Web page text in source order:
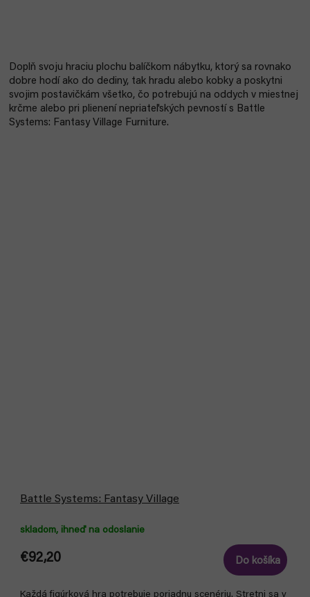
Doplň svoju hraciu plochu balíčkom nábytku, ktorý sa rovnako
dobre hodí ako do dediny, tak hradu alebo kobky a poskytni
svojim postavičkám všetko, čo potrebujú na oddych v miestnej
krčme alebo pri plienení nepriateľských pevností s Battle
Systems: Fantasy Village Furniture.
Battle Systems: Fantasy Village
skladom, ihneď na odoslanie
€92,20 Do košíka
Každá figúrková hra potrebuje poriadnu scenériu. Stretni sa v